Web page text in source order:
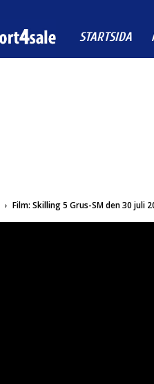
Motorsport4sale
STARTSIDA
Film: Skilling 5 Grus-SM den 30 juli